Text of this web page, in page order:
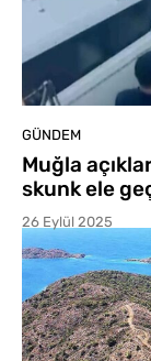
GÜNDEM
Muğla
skunk ele
26 Eylül 2025